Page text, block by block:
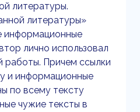
литературы.
литературы»
информационные
лично использовал
работы. Причем ссылки
и информационные
по всему тексту
чужие тексты в